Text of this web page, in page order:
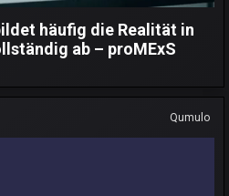
häufig die Realität in
ab – proMExS
Qumulo